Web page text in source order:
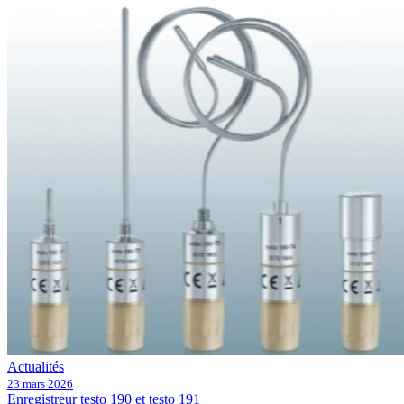
Actualités
23 mars 2026
Enregistreur testo 190 et testo 191